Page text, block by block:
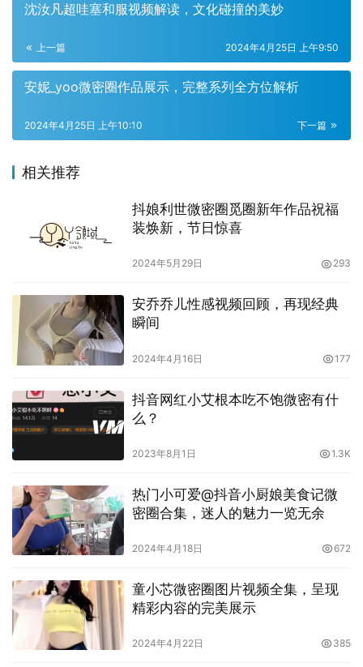
与张鑫Baby微密圈一起，感受生活的魅力
满活力和激情的社区。这里不仅有精致图集和动人视频，还
有无数令人心动的话题和活动等着你的参与。
精致图集不仅是一种视觉的享受，更是一种心灵的触动。在
这里，你可以看到张鑫Baby们用心记录下的每一个美好瞬
间，感受到生活的无限魅力。每一张图片都是一段故事的延
续，每一个细节都值得我们深思和感悟。
式。在这里，你可以看到他们用镜头记录下的每一个感动瞬
间，分享着自己的快乐和激情。无论是一次旅行的经历，还
是一次感人的故事，都能在这里找到最真实的表达。
沈汝凡超哇塞和服视频解读，文化碰撞的美妙
上一篇 2024年4月25日 上午9:50
安妮_yoo微密圈作品展示，完整系列全方位解析
下一篇
2024年4月25日 上午10:10
相关推荐
抖娘利世微密圈觅圈新年作品祝福
装焕新，节日惊喜
2024年5月29日 293
安乔乔儿性感视频回顾，再现经典
瞬间
2024年4月16日 177
抖音网红小艾根本吃不饱微密有什
么？
2023年8月1日 1.3K
热门小可爱@抖音小厨娘美食记微
密圈合集，迷人的魅力一览无余
2024年4月18日 672
童小芯微密圈图片视频全集，呈现
精彩内容的完美展示
2024年4月22日 385